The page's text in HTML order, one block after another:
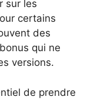
sur les
certains
des
qui ne
versions.
de prendre